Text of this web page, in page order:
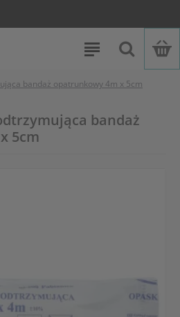
bandaż opatrunkowy 4m x 5cm
bandaż
5cm